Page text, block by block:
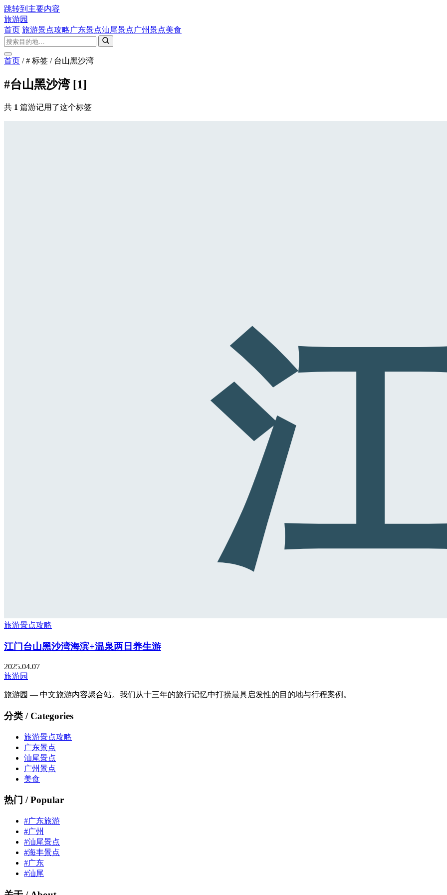
跳转到主要内容
旅游园
首页 旅游景点攻略广东景点汕尾景点广州景点美食
首页 / # 标签 / 台山黑沙湾
#台山黑沙湾 [1]
共 1 篇游记用了这个标签
旅游景点攻略
江门台山黑沙湾海滨+温泉两日养生游
2025.04.07
旅游园
旅游园 — 中文旅游内容聚合站。我们从十三年的旅行记忆中打捞最具启发性的目的地与行程案例。
分类 / Categories
旅游景点攻略
广东景点
汕尾景点
广州景点
美食
热门 / Popular
#广东旅游
#广州
#汕尾景点
#海丰景点
#广东
#汕尾